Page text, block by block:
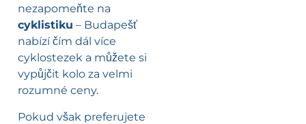
nezapomeňte na
cyklistiku – Budapešť
nabízí čím dál více
cyklostezek a můžete si
vypůjčit kolo za velmi
rozumné ceny.
Pokud však preferujete